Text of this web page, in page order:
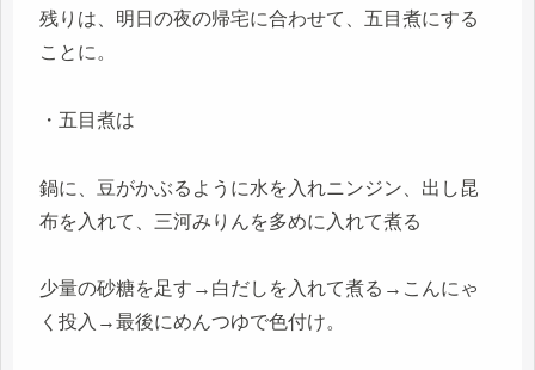
残りは、明日の夜の帰宅に合わせて、五目煮にする
ことに。
・五目煮は
鍋に、豆がかぶるように水を入れニンジン、出し昆
布を入れて、三河みりんを多めに入れて煮る
少量の砂糖を足す→白だしを入れて煮る→こんにゃ
く投入→最後にめんつゆで色付け。